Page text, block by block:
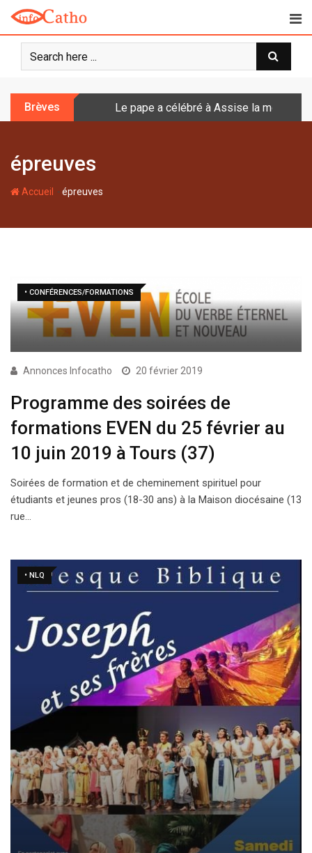
o
Brèves Le pape a célébré à Assise la messe
épreuves
Accueil -épreuves
• CONFÉRENCES/FORMATIONS
Annonces Infocatho 20 février 2019
Programme des soirées de
formations EVEN du 25 février au
10 juin 2019 à Tours (37)
Soirées de formation et de cheminement spirituel pour
étudiants et jeunes pros (18-30 ans) à la Maison diocésaine (13
rue…
• NLQ